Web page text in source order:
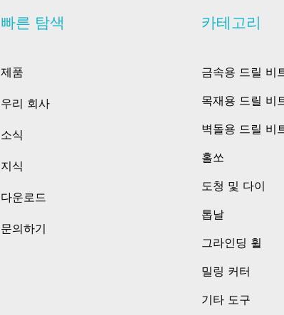
빠른 탐색
제품
우리 회사
소식
지식
다운로드
문의하기
카테고리
금속용 드릴 비
목재용 드릴 비
벽돌용 드릴 비
홀쏘
도청 및 다이
톱날
그라인딩 휠
밀링 커터
기타 도구